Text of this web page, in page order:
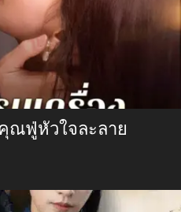
ณฟู่หัวใจละลาย